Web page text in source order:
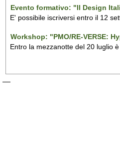
Evento formativo: "Il Design
E' possibile iscriversi entro il 12
Workshop: "PMO/RE-VERSE:
Entro la mezzanotte del 20 luglio